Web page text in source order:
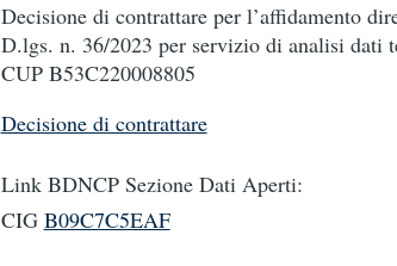
Decisione di contrattare per l’affidamento
D.lgs. n. 36/2023 per servizio di analisi dati
CUP B53C220008805
Decisione di contrattare
Link BDNCP Sezione Dati Aperti:
CIG B09C7C5EAF